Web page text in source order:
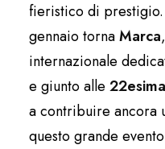
fieristico di
gennaio tornaMarca
internazionale
e giunto alle
a contribuire ancora
questo grande